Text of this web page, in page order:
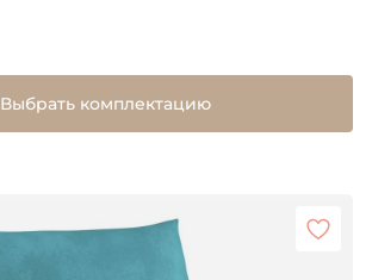
Выбрать комплектацию